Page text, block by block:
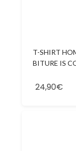
T-SHIRT
BITURE IS
24,90€